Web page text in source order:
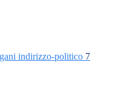
indirizzo-politico 7